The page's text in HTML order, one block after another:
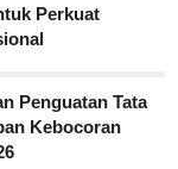
Perkuat
Penguatan Tata
Kebocoran